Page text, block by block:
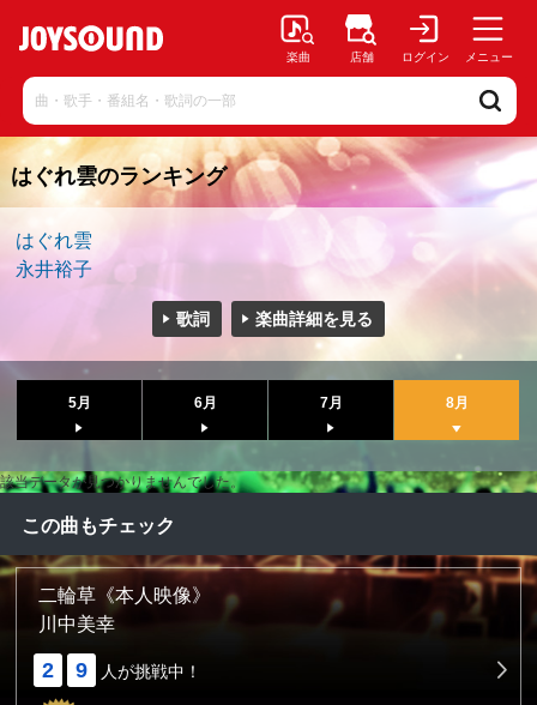
楽曲 店舗 ログイン メニュー
はぐれ雲のランキング
はぐれ雲
永井裕子
歌詞 楽曲詳細を見る
5月 6月 7月 8月
該当データが見つかりませんでした。
この曲もチェック
二輪草《本人映像》
川中美幸
2 9 人が挑戦中！